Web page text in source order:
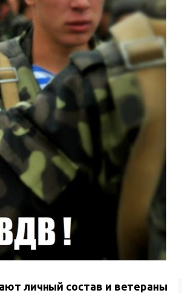
личный состав и ветераны